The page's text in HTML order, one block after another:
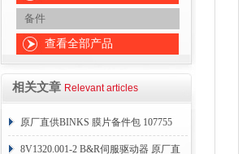
备件
查看全部产品
相关文章 Relevant articles
原厂直供BINKS 膜片备件包 107755
8V1320.001-2 B&R伺服驱动器 原厂直